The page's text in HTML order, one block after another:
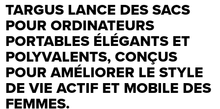
TARGUS LANCE DES SACS
POUR ORDINATEURS
PORTABLES ÉLÉGANTS ET
POLYVALENTS, CONÇUS
POUR AMÉLIORER LE STYLE
DE VIE ACTIF ET MOBILE DES
FEMMES.